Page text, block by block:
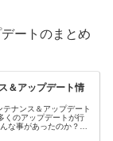
ートのまとめ
＆アップデート情
ナンス＆アップデート
くのアップデートが行
な事があったのか？」